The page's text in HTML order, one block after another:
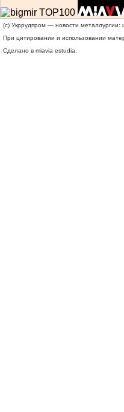
(c) Укррудпром — новости металлургии:
При цитировании и использовании
Сделано в miavia estudia.